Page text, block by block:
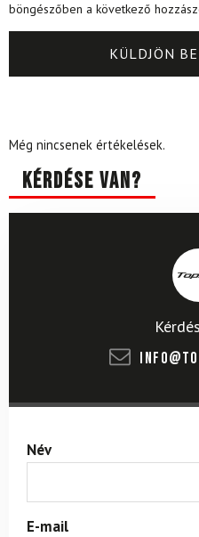
böngészőben a következő
Még nincsenek értékelések.
Kérdése van?
Név
E-mail